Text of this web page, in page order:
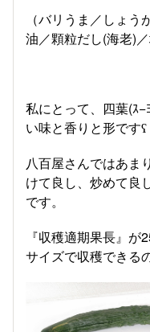
（バリうま／しょ
油／顆粒だし(海老)／
私にとって、四葉(ｽ
い味と香りと形ですʕ⁠
八百屋さんではあま
けて良し、炒めて良
です。
『収穫適期果長』
サイズで収穫できる